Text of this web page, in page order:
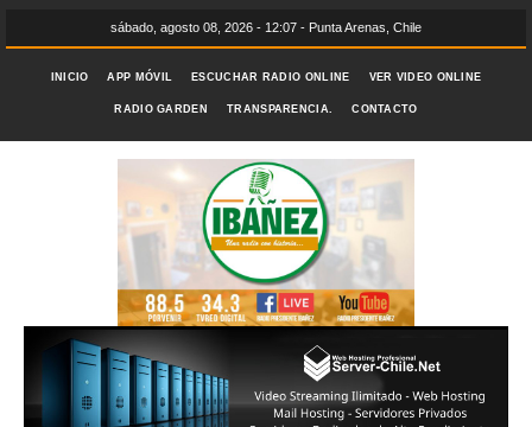
sábado, agosto 08, 2026 - 12:07 - Punta Arenas, Chile
INICIO APP MÓVIL ESCUCHAR RADIO ONLINE VER VIDEO ONLINE
RADIO GARDEN TRANSPARENCIA. CONTACTO